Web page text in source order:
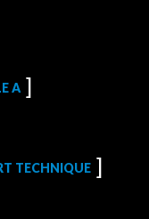
A
TECHNIQUE